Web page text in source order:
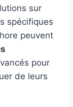
sur
spécifiques
peuvent
pour
de leurs